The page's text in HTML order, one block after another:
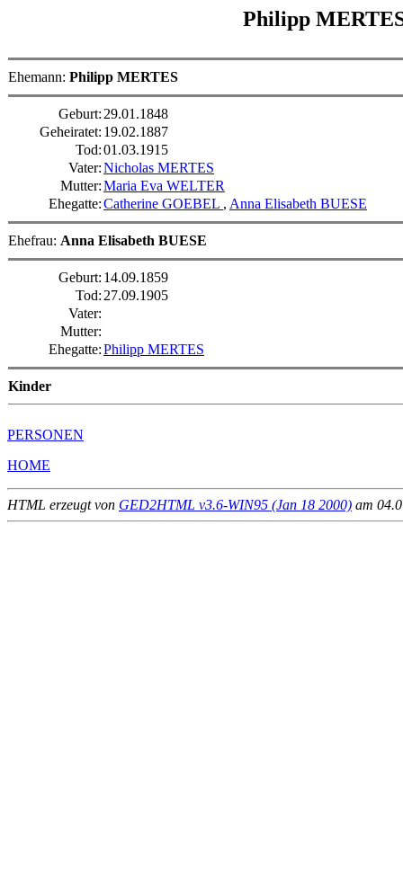
Philipp
Ehemann: Philipp MERTES
Geburt: 29.01.1848
Geheiratet: 19.02.1887
Tod:01.03.1915
Vater:Nicholas MERTES
Mutter:Maria Eva WELTER
Ehegatte:Catherine GOEBEL , Anna Elisabeth BUESE
Ehefrau: Anna Elisabeth BUESE
Geburt: 14.09.1859
Tod: 27.09.1905
Vater:
Mutter:
Ehegatte:Philipp MERTES
Kinder
PERSONEN
HOME
HTML erzeugt von GED2HTML v3.6-WIN95 (Jan 18 2000) am